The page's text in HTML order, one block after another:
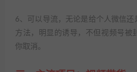
6、可以导流，无论是给个人微信还
方法，明显的诱导，不但视频号被
你取消。